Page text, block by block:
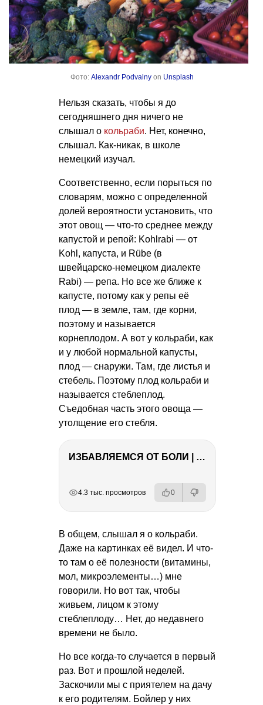
Фото: Alexandr Podvalny on Unsplash
Нельзя сказать, чтобы я до
сегодняшнего дня ничего не
слышал о кольраби. Нет, конечно,
слышал. Как-никак, в школе
немецкий изучал.
Соответственно, если порыться по
словарям, можно с определенной
долей вероятности установить, что
этот овощ — что-то среднее между
капустой и репой: Kohlrabi — от
Kohl, капуста, и Rübe (в
швейцарско-немецком диалекте
Rabi) — репа. Но все же ближе к
капусте, потому как у репы её
плод — в земле, там, где корни,
поэтому и называется
корнеплодом. А вот у кольраби, как
и у любой нормальной капусты,
плод — снаружи. Там, где листья и
стебель. Поэтому плод кольраби и
называется стеблеплод.
Съедобная часть этого овоща —
утолщение его стебля.
ИЗБАВЛЯЕМСЯ ОТ БОЛИ | Важность режима и питания
4.3 тыс. просмотров 0
В общем, слышал я о кольраби.
Даже на картинках её видел. И что-
то там о её полезности (витамины,
мол, микроэлементы…) мне
говорили. Но вот так, чтобы
живьем, лицом к этому
стеблеплоду… Нет, до недавнего
времени не было.
Но все когда-то случается в первый
раз. Вот и прошлой неделей.
Заскочили мы с приятелем на дачу
к его родителям. Бойлер у них